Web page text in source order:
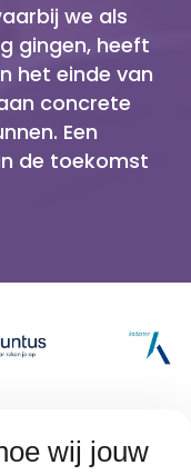
we als
gingen, heeft
het einde van
concrete
Een
de toekomst
wij jouw